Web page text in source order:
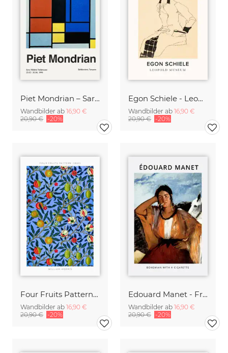
Piet Mondrian – Sara Hildénin Taidemuseo
Wandbilder ab 16,90 €
20,90 € -20%
Egon Schiele - Leopold Museum
Wandbilder ab 16,90 €
20,90 € -20%
Four Fruits Pattern von William Morris
Wandbilder ab 16,90 €
20,90 € -20%
Edouard Manet - Frau mit Zigarette
Wandbilder ab 16,90 €
20,90 € -20%